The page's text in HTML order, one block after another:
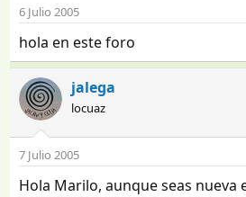
6 Julio 2005
hola en este foro
jalega
locuaz
7 Julio 2005
Hola Marilo, aunque seas nueva